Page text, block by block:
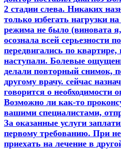
2 стадии слева. Никаких
только избегать нагрузки
режима не было (виновата
осознала всей серьезности
передвигались по
наступали. Болевые
делали повторный снимок,
другому врачу. сейчас
говорится о необходимости
Возможно ли как-то
вашими специалистами,
За оказанные услуги
первому требованию. При
приехать на лечение в